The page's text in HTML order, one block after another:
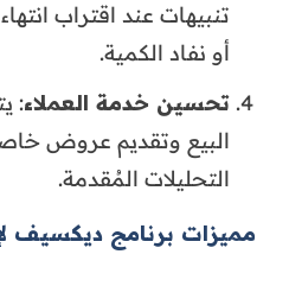
تنبيهات عند اقتراب
أو نفاد الكمية.
تحسين خدمة العملاء:
البيع وتقديم عروض
التحليلات المُقدمة.
مميزات برنامج ديكسيف